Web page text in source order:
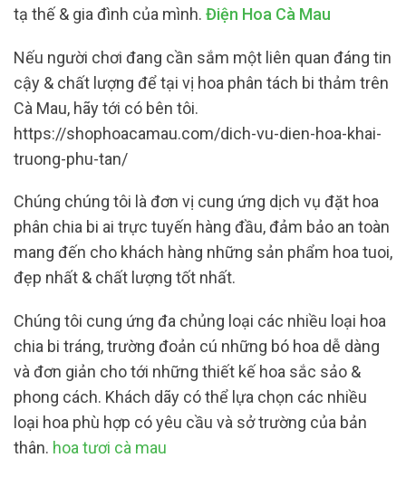
tạ thế & gia đình của mình. Điện Hoa Cà Mau
Nếu người chơi đang cần sắm một liên quan đáng tin
cậy & chất lượng để tại vị hoa phân tách bi thảm trên
Cà Mau, hãy tới có bên tôi.
https://shophoacamau.com/dich-vu-dien-hoa-khai-
truong-phu-tan/
Chúng chúng tôi là đơn vị cung ứng dịch vụ đặt hoa
phân chia bi ai trực tuyến hàng đầu, đảm bảo an toàn
mang đến cho khách hàng những sản phẩm hoa tuoi,
đẹp nhất & chất lượng tốt nhất.
Chúng tôi cung ứng đa chủng loại các nhiều loại hoa
chia bi tráng, trường đoản cú những bó hoa dễ dàng
và đơn giản cho tới những thiết kế hoa sắc sảo &
phong cách. Khách dãy có thể lựa chọn các nhiều
loại hoa phù hợp có yêu cầu và sở trường của bản
thân. hoa tươi cà mau